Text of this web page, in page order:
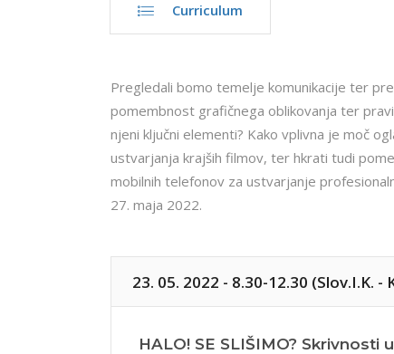
Curriculum
Pregledali bomo temelje komunikacije ter
pomembnost grafičnega oblikovanja ter
njeni ključni elementi? Kako vplivna je moč
ustvarjanja krajših filmov, ter hkrati tudi
mobilnih telefonov za ustvarjanje
27. maja 2022.
23. 05. 2022 - 8.30-12.30 (Slov.I.K.
HALO! SE SLIŠIMO?